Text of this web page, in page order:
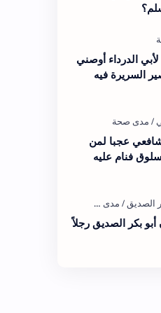
الدرداء أوصني
السريرة فيه
عجبا لمن
فنام عليه
بكر الصديق رجلاً